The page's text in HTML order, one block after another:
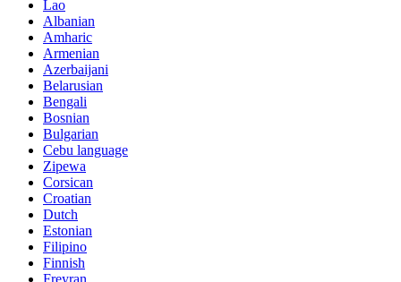
Lao
Albanian
Amharic
Armenian
Azerbaijani
Belarusian
Bengali
Bosnian
Bulgarian
Cebu language
Zipewa
Corsican
Croatian
Dutch
Estonian
Filipino
Finnish